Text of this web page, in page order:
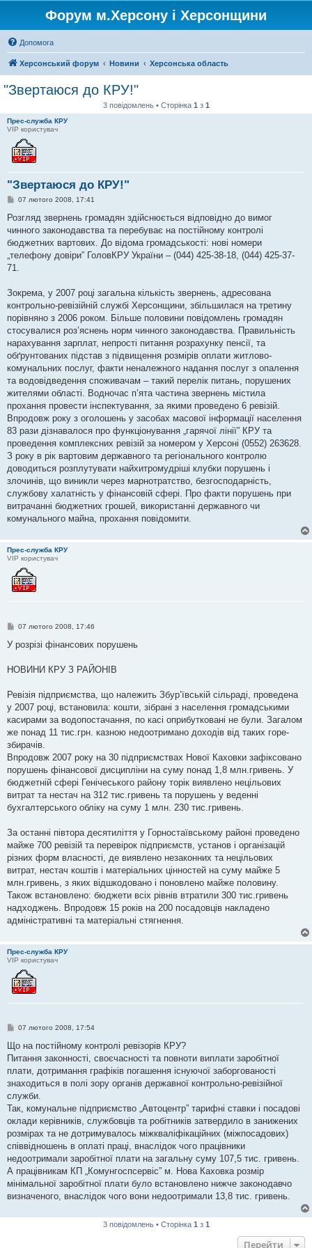
Форум м.Херсону і Херсонщини
Допомога
Херсонський форум Новини Херсонська область
"Звертаюся до КРУ!"
3 повідомлень • Сторінка 1 з 1
Прес-служба КРУ
VIP користувач
"Звертаюся до КРУ!"
П
в
д
о
м
л
е
я
07 лютого 2008, 17:41
Розгляд звернень громадян здійснюється відповідно до вимог
чинного законодавства та перебуває на постійному контролі
бюджетних вартових. До відома громадськості: нові номери
„телефону довіри” ГоловКРУ України – (044) 425-38-18, (044) 425-37-
71.
Зокрема, у 2007 році загальна кількість звернень, адресована
контрольно-ревізійній службі Херсонщини, збільшилася на третину
порівняно з 2006 роком. Більше половини повідомлень громадян
стосувалися роз’яснень норм чинного законодавства. Правильність
нарахування зарплат, непрості питання розрахунку пенсії, та
обґрунтованих підстав з підвищення розмірів оплати житлово-
комунальних послуг, факти неналежного надання послуг з опалення
та водовідведення споживачам – такий перелік питань, порушених
жителями області. Водночас п’ята частина звернень містила
прохання провести інспектування, за якими проведено 6 ревізій.
Впродовж року з оголошень у засобах масової інформації населення
83 рази дізнавалося про функціонування „гарячої лінії” КРУ та
проведення комплексних ревізій за номером у Херсоні (0552) 263628.
З року в рік вартовим державного та регіонального контролю
доводиться розплутувати найхитромудріші клубки порушень і
злочинів, що виникли через марнотратство, безгосподарність,
службову халатність у фінансовій сфері. Про факти порушень при
витрачанні бюджетних грошей, використанні державного чи
комунального майна, прохання повідомити.
Прес-служба КРУ
VIP користувач
П
в
і
о
е
н
я
07 лютого 2008, 17:46
У розрізі фінансових порушень
НОВИНИ КРУ З РАЙОНІВ
Ревізія підприємства, що належить Збур’ївській сільраді, проведена
у 2007 році, встановила: кошти, зібрані з населення громадськими
касирами за водопостачання, по касі оприбутковані не були. Загалом
же понад 11 тис.грн. казною недоотримано доходів від таких горе-
збирачів.
Впродовж 2007 року на 30 підприємствах Нової Каховки зафіксовано
порушень фінансової дисципліни на суму понад 1,8 млн.гривень. У
бюджетній сфері Генічеського району торік виявлено нецільових
витрат та нестач на 312 тис.гривень та порушень у веденні
бухгалтерського обліку на суму 1 млн. 230 тис.гривень.
За останні півтора десятиліття у Горностаївському районі проведено
майже 700 ревізій та перевірок підприємств, установ і організацій
різних форм власності, де виявлено незаконних та нецільових
витрат, нестач коштів і матеріальних цінностей на суму майже 5
млн.гривень, з яких відшкодовано і поновлено майже половину.
Також встановлено: бюджети всіх рівнів втратили 300 тис.гривень
надходжень. Впродовж 15 років на 200 посадовців накладено
адміністративні та матеріальні стягнення.
Прес-служба КРУ
VIP користувач
П
в
і
д
о
л
е
н
н
я
07 лютого 2008, 17:54
Що на постійному контролі ревізорів КРУ?
Питання законності, своєчасності та повноти виплати заробітної
плати, дотримання графіків погашення існуючої заборгованості
знаходиться в полі зору органів державної контрольно-ревізійної
служби.
Так, комунальне підприємство „Автоцентр” тарифні ставки і посадові
оклади керівників, службовців та робітників затвердило в занижених
розмірах та не дотримувалось міжкваліфікаційних (міжпосадових)
співвідношень в оплаті праці, внаслідок чого працівники
недоотримали заробітної плати на загальну суму 107,5 тис. гривень.
А працівникам КП „Комунгоспсервіс” м. Нова Каховка розмір
мінімальної заробітної плати було встановлено нижче законодавчо
визначеного, внаслідок чого вони недоотримали 13,8 тис. гривень.
3 повідомлень • Сторінка 1 з 1
Перейти